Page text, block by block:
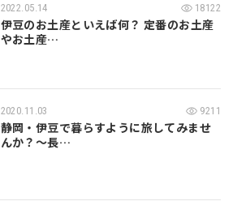
2022.05.14 18122
伊豆のお土産といえば何？ 定番のお土産
やお土産…
2020.11.03 9211
静岡・伊豆で暮らすように旅してみませ
んか？～長…